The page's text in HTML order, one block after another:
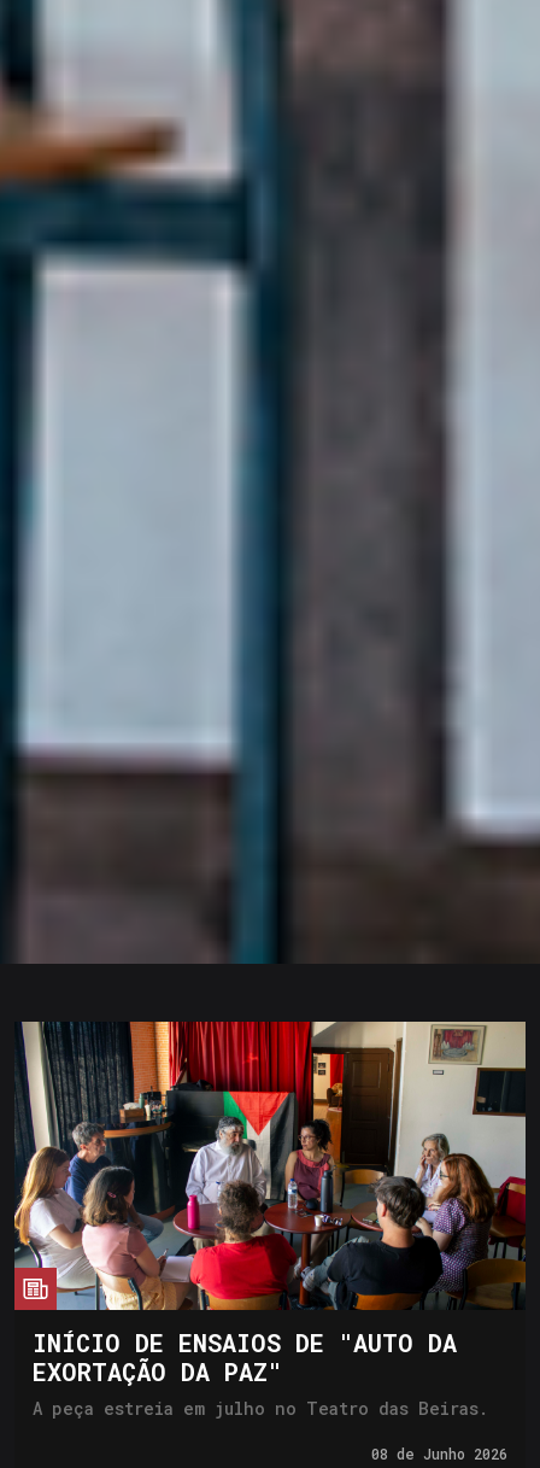
INÍCIO DE ENSAIOS DE "AUTO DA
EXORTAÇÃO DA PAZ"
A peça estreia em julho no Teatro das Beiras.
08 de Junho 2026